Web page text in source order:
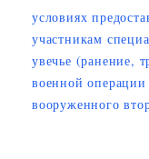
условиях
участникам
увечье (ранение,
военной
вооруженного